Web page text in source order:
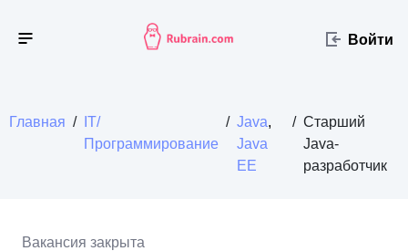
Войти
Главная /
IT/
Программирование
/ Java,
Java
EE
/ Старший
Java-
разработчик
Вакансия закрыта